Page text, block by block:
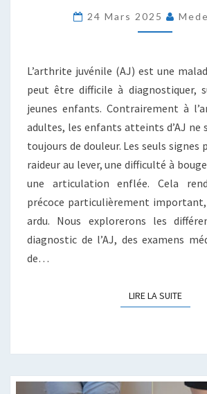
LES
ENFANTS
24 Mars 2025
L’arthrite juvénile (AJ) est une
peut être difficile à diagnostiquer,
jeunes enfants. Contrairement à
adultes, les enfants atteints d’AJ ne
toujours de douleur. Les seuls signes
raideur au lever, une difficulté à
une articulation enflée. Cela
précoce particulièrement important,
ardu. Nous explorerons les
diagnostic de l’AJ, des examens
de…
LIRE LA SUITELIRE